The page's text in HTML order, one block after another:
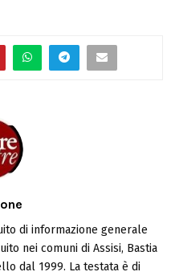
di informazione generale
nei comuni di Assisi, Bastia
dal 1999. La testata è di